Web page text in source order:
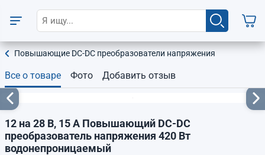
Повышающие DC-DC преобразователи напряжения
Все о товаре Фото Добавить отзыв
12 на 28 В, 15 А Повышающий DC-DC
преобразователь напряжения 420 Вт
водонепроницаемый